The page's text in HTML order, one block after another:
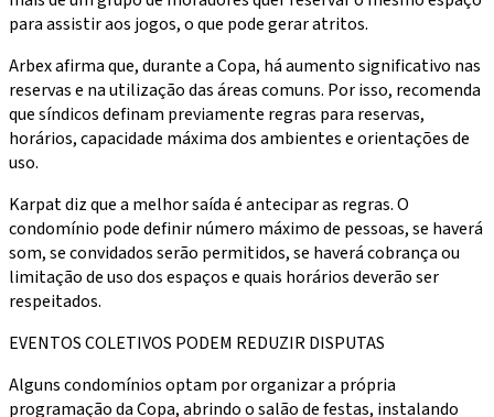
para assistir aos jogos, o que pode gerar atritos.
Arbex afirma que, durante a Copa, há aumento significativo nas
reservas e na utilização das áreas comuns. Por isso, recomenda
que síndicos definam previamente regras para reservas,
horários, capacidade máxima dos ambientes e orientações de
uso.
Karpat diz que a melhor saída é antecipar as regras. O
condomínio pode definir número máximo de pessoas, se haverá
som, se convidados serão permitidos, se haverá cobrança ou
limitação de uso dos espaços e quais horários deverão ser
respeitados.
EVENTOS COLETIVOS PODEM REDUZIR DISPUTAS
Alguns condomínios optam por organizar a própria
programação da Copa, abrindo o salão de festas, instalando